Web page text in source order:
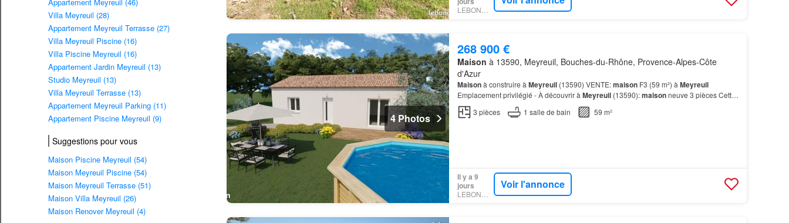
Villa Meyreuil (28)
Appartement Meyreuil Terrasse (27)
Villa Meyreuil Piscine (16)
Villa Piscine Meyreuil (16)
Appartement Jardin Meyreuil (13)
Studio Meyreuil (13)
Villa Meyreuil Terrasse (13)
Appartement Meyreuil Parking (11)
Appartement Piscine Meyreuil (9)
Suggestions pour vous
Maison Piscine Meyreuil (54)
Maison Meyreuil Piscine (54)
Maison Meyreuil Terrasse (51)
Maison Villa Meyreuil (26)
Maison Renover Meyreuil (4)
LEBONCOIN
4 Photos
268 900 €
Maison à 13590, Meyreuil, Bouches-du-Rhône, Provence-Alpes-Côte
d'Azur
Maisonà construire à Meyreuil(13590) VENTE:maisonF3 (59 m²) à Meyreuil
Emplacement privilégié - À découvrir à Meyreuil(13590):maisonneuve 3 pièces Cette
maison de 3 pièces est à vendre pour la somme de 268 900 €.…
3 pièces 1 salle de bain 59 m²
Il y a 9
jours
Voir l'annonce